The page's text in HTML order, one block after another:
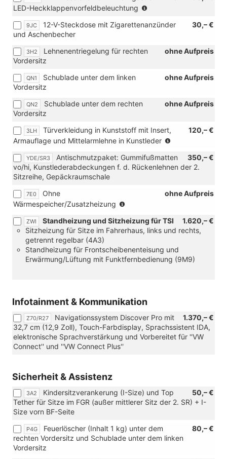
LED-Heckklappenvorfeldbeleuchtung
Verbindung
Heckflügeltüren
Fensterausschnitten,
9JC 30,– €
12-V-Steckdose mit Zigarettenanzünder
und Aschenbecher
3H2 ohne Aufpreis
Lehnenentriegelung für rechten
Vordersitz
QN1 ohne Aufpreis
Schublade unter dem linken
Vordersitz
QN2 ohne Aufpreis
Schublade unter dem rechten
Vordersitz
3LH 120,– €
Türverkleidung in Kunststoff mit Insert,
Armauflage und Mittelarmlehne in Kunstleder
Verbindung
mit
in
Dessin
"Pure
Diamond"
mit
Interieur
Soul/Soul-
YDE/SR3 350,– €
Antischmutzpaket: Gummifußmatten
vo/hi, Kunstlederabdeckungen f. d. Rückenlehnen der 2.
Sitzreihe, Gepäckraumschale
7E0 ohne Aufpreis
Ohne
Wärmespeicher/Zusatzheizung
TDI)
(nur
Verbindung
mit
und
Frontscheibe)
ZWI 1.620,– €
Standheizung und Sitzheizung für TSI
Sitzheizung für Sitze im Fahrerhaus, links und rechts,
getrennt regelbar (4A3)
Standheizung für Frontscheibenenteisung und
Erwärmung/Lüftung mit Funktfernbedienung (9M9)
Infotainment & Kommunikation
Z70/R27 1.370,– €
Navigationssystem Discover Pro mit
32,7 cm (12,9 Zoll), Touch-Farbdisplay, Sprachssistent IDA,
elektronische Sprachverstärkung und Vorbereitet für ''VW
Connect'' und ''VW Connect Plus''
Sicherheit & Assistenz
3A2 50,– €
Kindersitzverankerung (I-Size) und Top
Tether für Sitze im FGR (außer mittlerer Sitz der 2. SR) + I-
Size vorn BF-Seite
P4G 80,– €
Feuerlöscher (Inhalt 1 kg) unter dem
rechten Vordersitz und Schublade unter dem linken
Vordersitz